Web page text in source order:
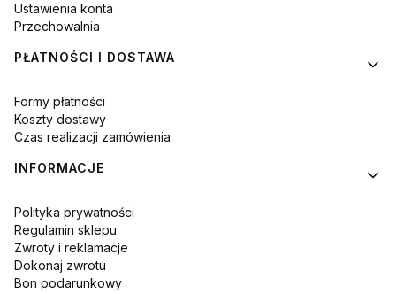
Ustawienia konta
Przechowalnia
PŁATNOŚCI I DOSTAWA
Formy płatności
Koszty dostawy
Czas realizacji zamówienia
INFORMACJE
Polityka prywatności
Regulamin sklepu
Zwroty i reklamacje
Dokonaj zwrotu
Bon podarunkowy